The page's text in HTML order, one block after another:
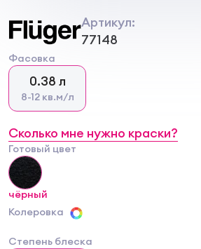
Артикул:
77148
Фасовка
0.38 л
8-12 кв.м/л
Сколько мне нужно краски?
Готовый цвет
чёрный
Колеровка
Степень блеска